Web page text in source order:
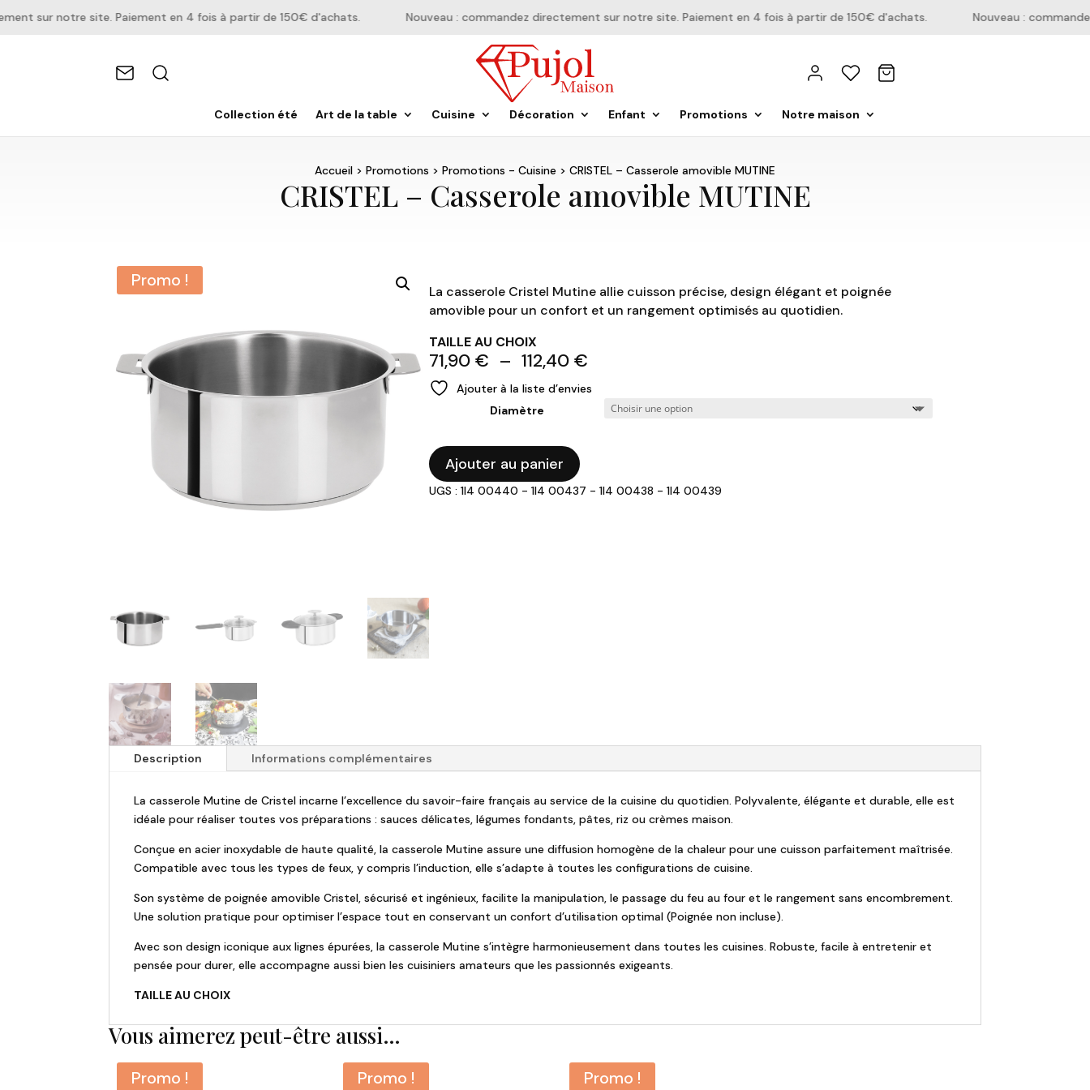
sur notre site. Paiement en 4 fois à partir de 150€ d'achats. Nouveau : commandez directement sur notre site. Paiement en 4 fois à partir de 150€ d'achats. Nouveau :
Collection été Art de la table Cuisine Décoration Enfant Promotions Notre maison
Accueil > Promotions > Promotions - Cuisine > CRISTEL – Casserole amovible MUTINE
CRISTEL – Casserole amovible MUTINE
Promo !
La casserole Cristel Mutine allie cuisson précise, design élégant et poignée
amovible pour un confort et un rangement optimisés au quotidien.
TAILLE AU CHOIX
71,90 € – 112,40 €
prix :
71,90 €
Ajouter à la liste d’envies
Diamètre
quantité
de
CRISTEL
Ajouter au panier
UGS : 1I4 00440 - 1I4 00437 - 1I4 00438 - 1I4 00439
Description Informations complémentaires
La casserole Mutine de Cristel incarne l’excellence du savoir-faire français au service de la cuisine du quotidien. Polyvalente, élégante et durable, elle est
idéale pour réaliser toutes vos préparations : sauces délicates, légumes fondants, pâtes, riz ou crèmes maison.
Conçue en acier inoxydable de haute qualité, la casserole Mutine assure une diffusion homogène de la chaleur pour une cuisson parfaitement maîtrisée.
Compatible avec tous les types de feux, y compris l’induction, elle s’adapte à toutes les configurations de cuisine.
Son système de poignée amovible Cristel, sécurisé et ingénieux, facilite la manipulation, le passage du feu au four et le rangement sans encombrement.
Une solution pratique pour optimiser l’espace tout en conservant un confort d’utilisation optimal (Poignée non incluse).
Avec son design iconique aux lignes épurées, la casserole Mutine s’intègre harmonieusement dans toutes les cuisines. Robuste, facile à entretenir et
pensée pour durer, elle accompagne aussi bien les cuisiniers amateurs que les passionnés exigeants.
TAILLE AU CHOIX
Vous aimerez peut-être aussi…
Promo ! Promo ! Promo !